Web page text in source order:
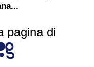
pagina di